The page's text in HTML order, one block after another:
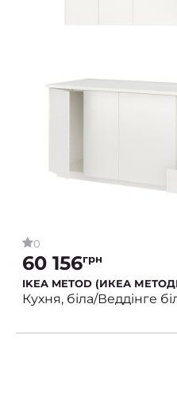
0
60 156грн
IKEA METOD (ИКЕА
Кухня, біла/Веддінге